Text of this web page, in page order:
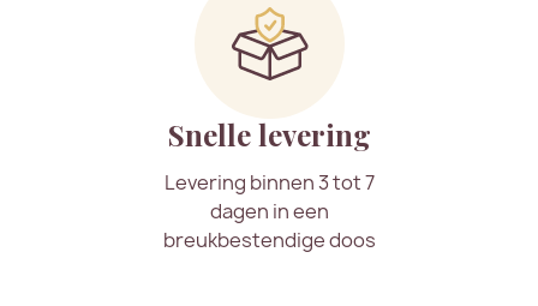
Snelle levering
Levering binnen 3 tot 7
dagen in een
breukbestendige doos